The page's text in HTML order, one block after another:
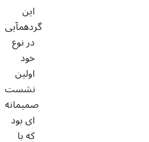
این
گردهمآیی
در نوع
خود
اولین
نشست
صمیمانه
ای بود
که با